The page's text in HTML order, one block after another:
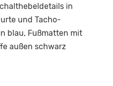
in
und Tacho-
blau, Fußmatten mit
außen schwarz